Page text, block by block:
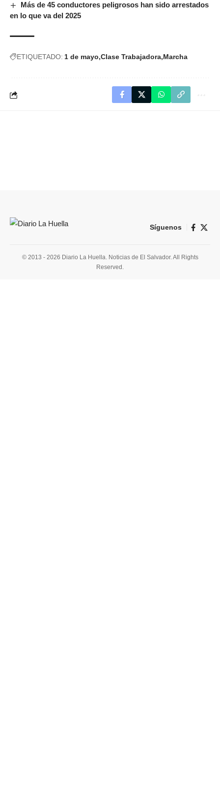
Más de 45 conductores peligrosos han sido arrestados
en lo que va del 2025
ETIQUETADO: 1 de mayo Clase Trabajadora Marcha
Síguenos
© 2013 - 2026 Diario La Huella. Noticias de El Salvador. All Rights
Reserved.